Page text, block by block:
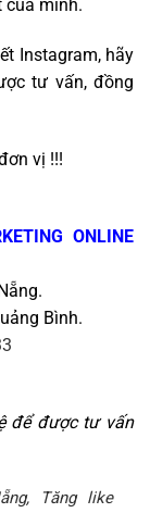
của mình.
Instagram, hãy
tư vấn, đồng
vị !!!
ONLINE
Bình.
để được tư vấn
Tăng like